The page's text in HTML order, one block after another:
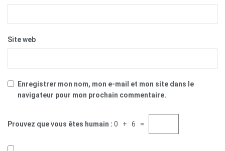
Site web
Enregistrer mon nom, mon e-mail et mon site dans le
navigateur pour mon prochain commentaire.
Prouvez que vous êtes humain : 0 + 6 =